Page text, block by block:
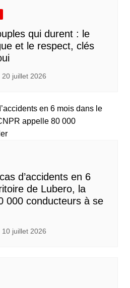
qui durent : le
et le respect, clés
20 juillet 2026
d’accidents en 6
de Lubero, la
000 conducteurs à se
10 juillet 2026